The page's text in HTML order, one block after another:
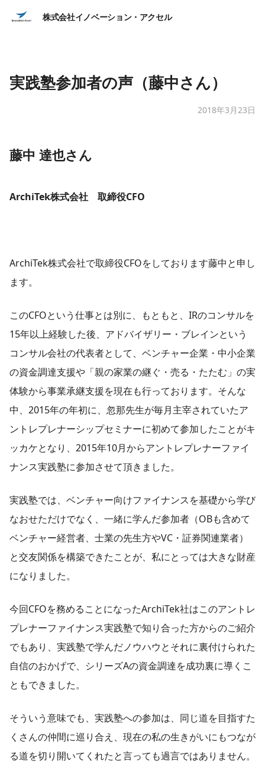
株式会社イノベーション・アクセル
実践塾参加者の声（藤中さん）
2018年3月23日
藤中 達也さん
ArchiTek株式会社 取締役CFO
ArchiTek株式会社で取締役CFOをしております藤中と申し
ます。
このCFOという仕事とは別に、もともと、IRのコンサルを
15年以上経験した後、アドバイザリー・ブレインという
コンサル会社の代表者として、ベンチャー企業・中小企業
の資金調達支援や「親の家業の継ぐ・売る・たたむ」の実
体験から事業承継支援を現在も行っております。そんな
中、2015年の年初に、忽那先生が毎月主宰されていたア
ントレプレナーシップセミナーに初めて参加したことがキ
ッカケとなり、2015年10月からアントレプレナーファイ
ナンス実践塾に参加させて頂きました。
実践塾では、ベンチャー向けファイナンスを基礎から学び
なおせただけでなく、一緒に学んだ参加者（OBも含めて
ベンチャー経営者、士業の先生方やVC・証券関連業者）
と交友関係を構築できたことが、私にとっては大きな財産
になりました。
今回CFOを務めることになったArchiTek社はこのアントレ
プレナーファイナンス実践塾で知り合った方からのご紹介
でもあり、実践塾で学んだノウハウとそれに裏付けられた
自信のおかげで、シリーズAの資金調達を成功裏に導くこ
ともできました。
そういう意味でも、実践塾への参加は、同じ道を目指すた
くさんの仲間に巡り合え、現在の私の生きがいにもつなが
る道を切り開いてくれたと言っても過言ではありません。